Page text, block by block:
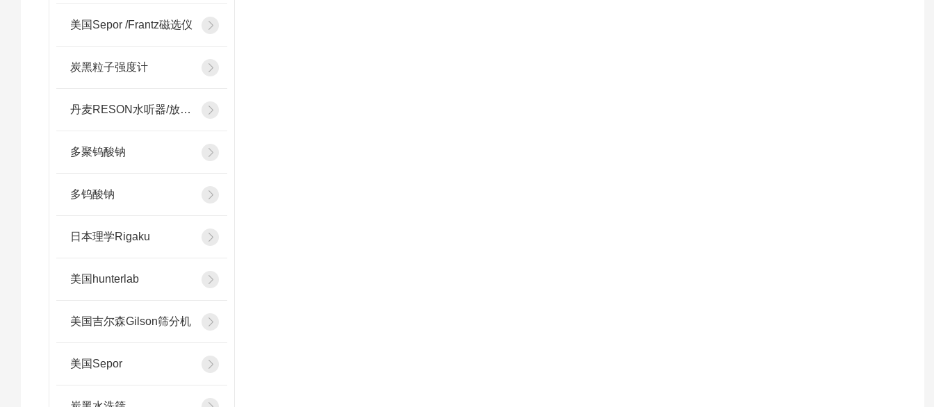
美国Sepor /Frantz磁选仪
炭黑粒子强度计
丹麦RESON水听器/放大器
多聚钨酸钠
多钨酸钠
日本理学Rigaku
美国hunterlab
美国吉尔森Gilson筛分机
美国Sepor